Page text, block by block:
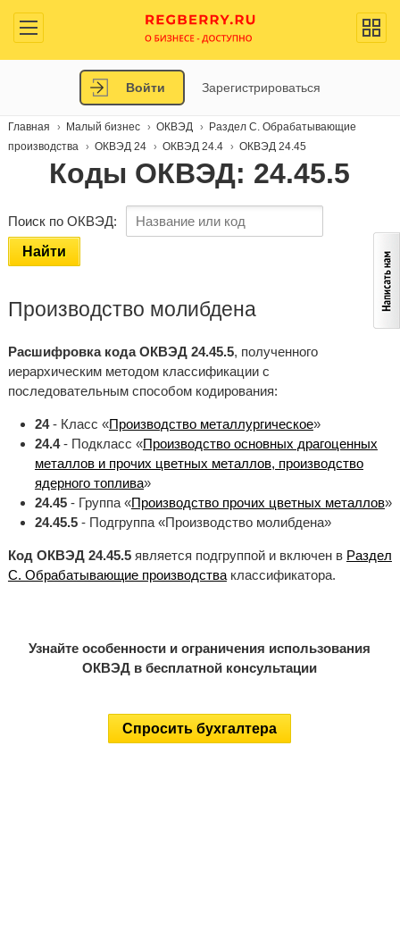
Войти Зарегистрироваться
Главная Малый бизнес ОКВЭД
Раздел C. Обрабатывающие
производства
ОКВЭД 24 ОКВЭД 24.4 ОКВЭД 24.45
Коды ОКВЭД: 24.45.5
Поиск по ОКВЭД:
Найти
Производство молибдена
Расшифровка кода ОКВЭД 24.45.5, полученного
иерархическим методом классификации с
последовательным способом кодирования:
24- Класс «Производство металлургическое»
24.4- Подкласс «Производство основных драгоценных
металлов и прочих цветных металлов, производство
ядерного топлива»
24.45- Группа «Производство прочих цветных металлов»
24.45.5- Подгруппа «Производство молибдена»
Код ОКВЭД 24.45.5является подгруппой и включен в Раздел
C. Обрабатывающие производстваклассификатора.
Узнайте особенности и ограничения использования
ОКВЭД в бесплатной консультации
Спросить бухгалтера